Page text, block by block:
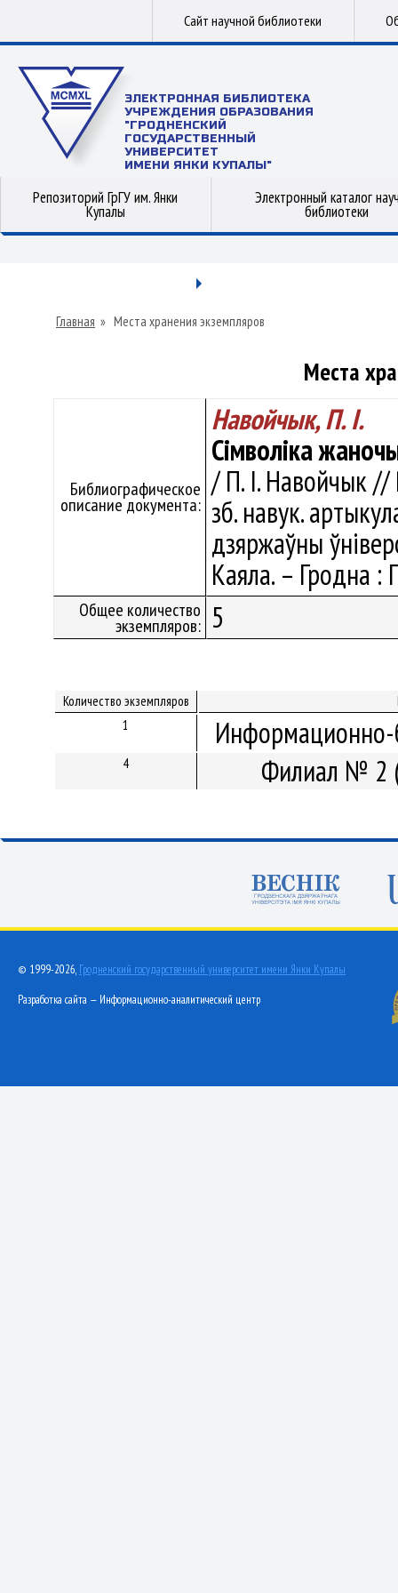
Сайт научной библиотеки
ЭЛЕКТРОННАЯ БИБЛИОТЕКА
УЧРЕЖДЕНИЯ ОБРАЗОВАНИЯ
"ГРОДНЕНСКИЙ
ГОСУДАРСТВЕННЫЙ
УНИВЕРСИТЕТ
ИМЕНИ ЯНКИ КУПАЛЫ"
Репозиторий ГрГУ им. Янки
Купалы
Электронный каталог
библиотеки
Главная » Места хранения экземпляров
Места
Библиографическое
описание документа:
Навойчык, П. І.
Сімволіка
/ П. І. Навойчык //
зб. навук.
дзяржаўны
Каяла. – Гродна :
Общее количество
экземпляров: 5
Количество экземпляров
1
Информационно-
4 Филиал № 2
© 1999-2026, Гродненский государственный университет имени Янки Купалы
Разработка сайта — Информационно-аналитический центр